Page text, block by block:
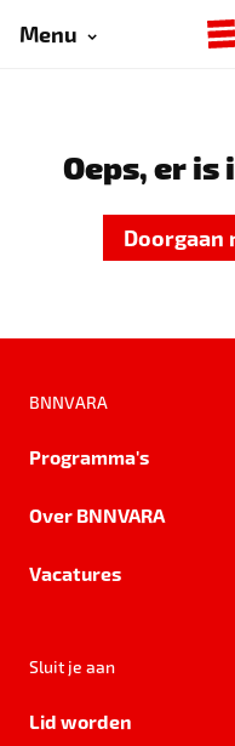
Menu
Oeps, er is
Doorgaan
BNNVARA
Programma's
Over BNNVARA
Vacatures
Sluit je aan
Lid worden